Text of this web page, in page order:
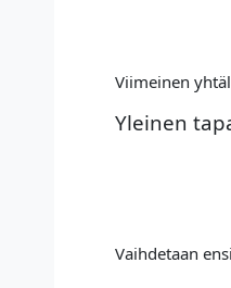
Viimeinen
Yleinen
Vaihdetaan